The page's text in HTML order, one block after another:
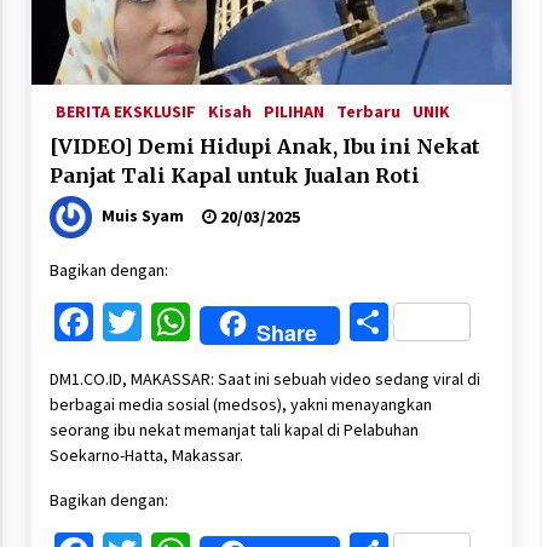
BERITA EKSKLUSIF Kisah PILIHAN Terbaru UNIK
[VIDEO] Demi Hidupi Anak, Ibu ini Nekat
Panjat Tali Kapal untuk Jualan Roti
Muis Syam 20/03/2025
Bagikan dengan:
Facebook
Twitter
WhatsApp
Share Share
DM1.CO.ID, MAKASSAR: Saat ini sebuah video sedang viral di
berbagai media sosial (medsos), yakni menayangkan
seorang ibu nekat memanjat tali kapal di Pelabuhan
Soekarno-Hatta, Makassar.
Bagikan dengan: